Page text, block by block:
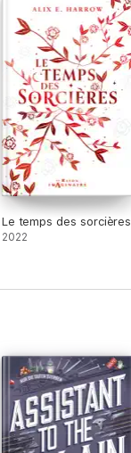
Le temps des sorcières
2022